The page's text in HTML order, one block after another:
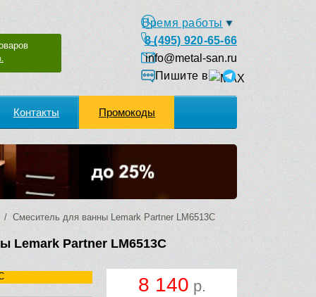
Время работы
8 (495) 920-65-66
info@metal-san.ru
Пишите в
Контакты Промокоды
Смеситель для ванны Lemark Partner LM6513C
Lemark Partner LM6513C
8 140 р.